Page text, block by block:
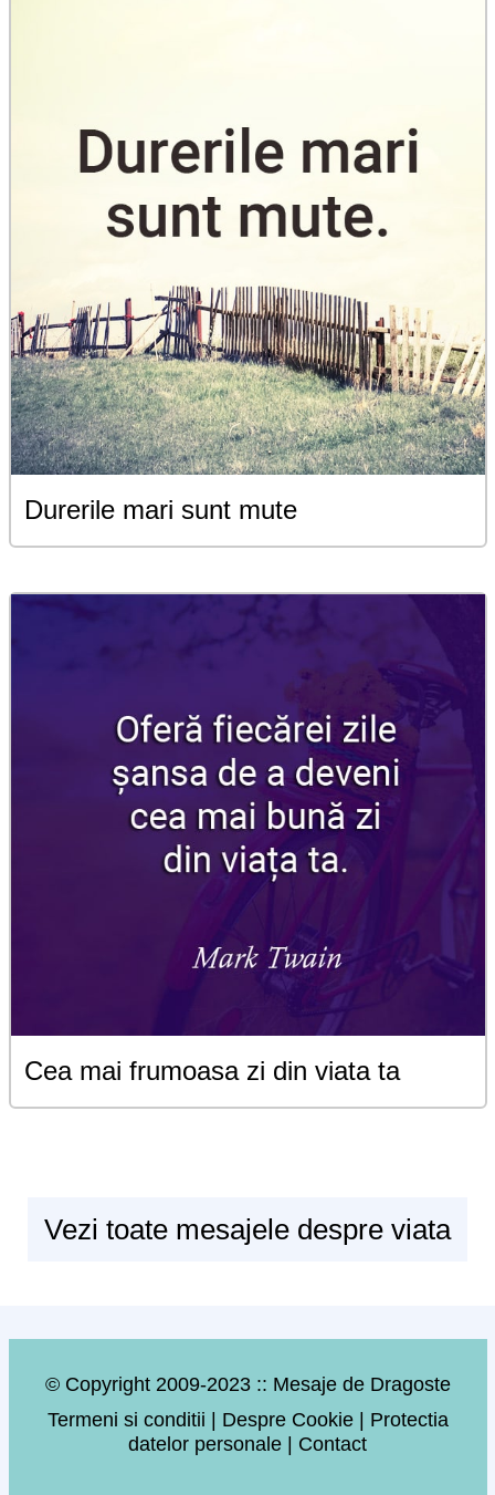
Durerile mari sunt mute
Cea mai frumoasa zi din viata ta
Vezi toate mesajele despre viata
© Copyright 2009-2023 :: Mesaje de Dragoste
Termeni si conditii
Despre Cookie| Protectia
datelor personale
Contact